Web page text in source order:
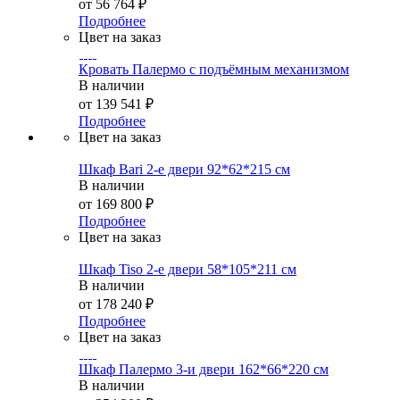
от 56 764 ₽
Подробнее
Цвет на заказ
Кровать Палермо с подъёмным механизмом
В наличии
от 139 541 ₽
Подробнее
Цвет на заказ
Шкаф Bari 2-е двери 92*62*215 см
В наличии
от 169 800 ₽
Подробнее
Цвет на заказ
Шкаф Tiso 2-е двери 58*105*211 см
В наличии
от 178 240 ₽
Подробнее
Цвет на заказ
Шкаф Палермо 3-и двери 162*66*220 см
В наличии